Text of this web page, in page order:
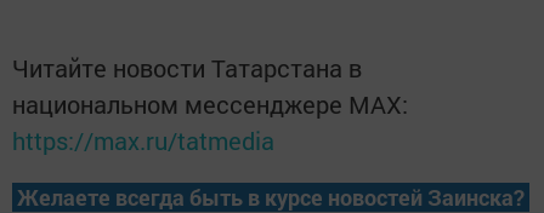
Читайте новости Татарстана в
национальном мессенджере MАХ:
https://max.ru/tatmedia
Желаете всегда быть в курсе новостей Заинска?